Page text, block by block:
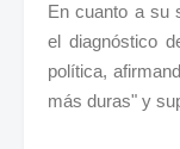
En cuanto a su
el diagnóstico
política,
más duras" y